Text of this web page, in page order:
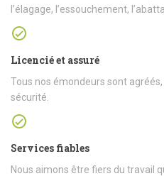
l’élagage, l’essouchement,
Licencié et assuré
Tous nos émondeurs sont
sécurité.
Services fiables
Nous aimons être fiers du travail